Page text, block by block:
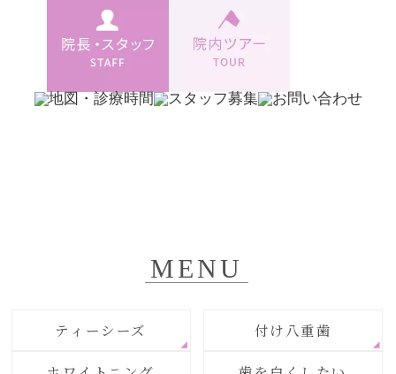
MENU
ティーシーズ 付け八重歯